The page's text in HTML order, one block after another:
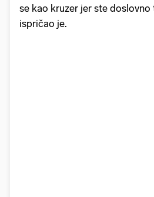
se kao kruzer jer ste doslovno
ispričao je.